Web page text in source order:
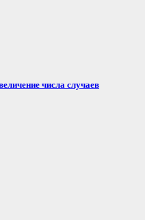
числа случаев